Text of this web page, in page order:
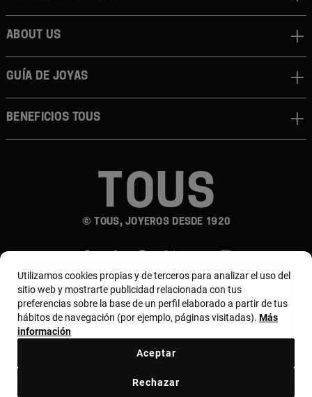
© TOUS, JOYEROS DESDE 1920
About us
Guía de joyas
Beneficios TOUS
País y moneda: Colombia / Colombian Peso
Utilizamos cookies propias y de terceros para analizar el uso del
sitio web y mostrarte publicidad relacionada con tus
preferencias sobre la base de un perfil elaborado a partir de tus
hábitos de navegación (por ejemplo, páginas visitadas). Más
información
Rechazar
Aceptar